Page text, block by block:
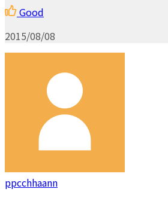
Good
2015/08/08
ppcchhaann